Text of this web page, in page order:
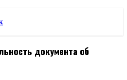
документа об